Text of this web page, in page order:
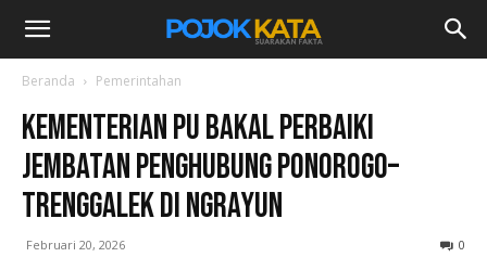
Beranda Pemerintahan
Kementerian PU Bakal Perbaiki
Jembatan Penghubung Ponorogo–
Trenggalek di Ngrayun
Februari 20, 2026 0